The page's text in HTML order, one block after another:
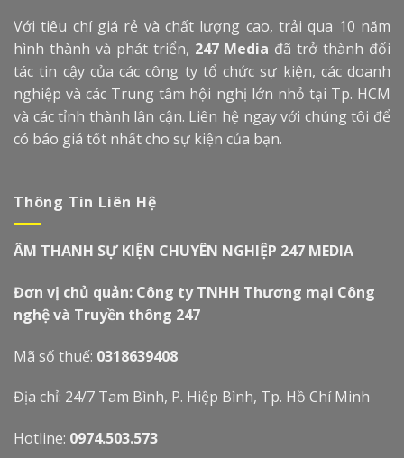
Với tiêu chí giá rẻ và chất lượng cao, trải qua 10 năm
hình thành và phát triển, 247 Media đã trở thành đối
tác tin cậy của các công ty tổ chức sự kiện, các doanh
nghiệp và các Trung tâm hội nghị lớn nhỏ tại Tp. HCM
và các tỉnh thành lân cận. Liên hệ ngay với chúng tôi để
có báo giá tốt nhất cho sự kiện của bạn.
Thông Tin Liên Hệ
ÂM THANH SỰ KIỆN CHUYÊN NGHIỆP 247 MEDIA
Đơn vị chủ quản: Công ty TNHH Thương mại Công
nghệ và Truyền thông 247
Mã số thuế: 0318639408
Địa chỉ: 24/7 Tam Bình, P. Hiệp Bình, Tp. Hồ Chí Minh
Hotline: 0974.503.573